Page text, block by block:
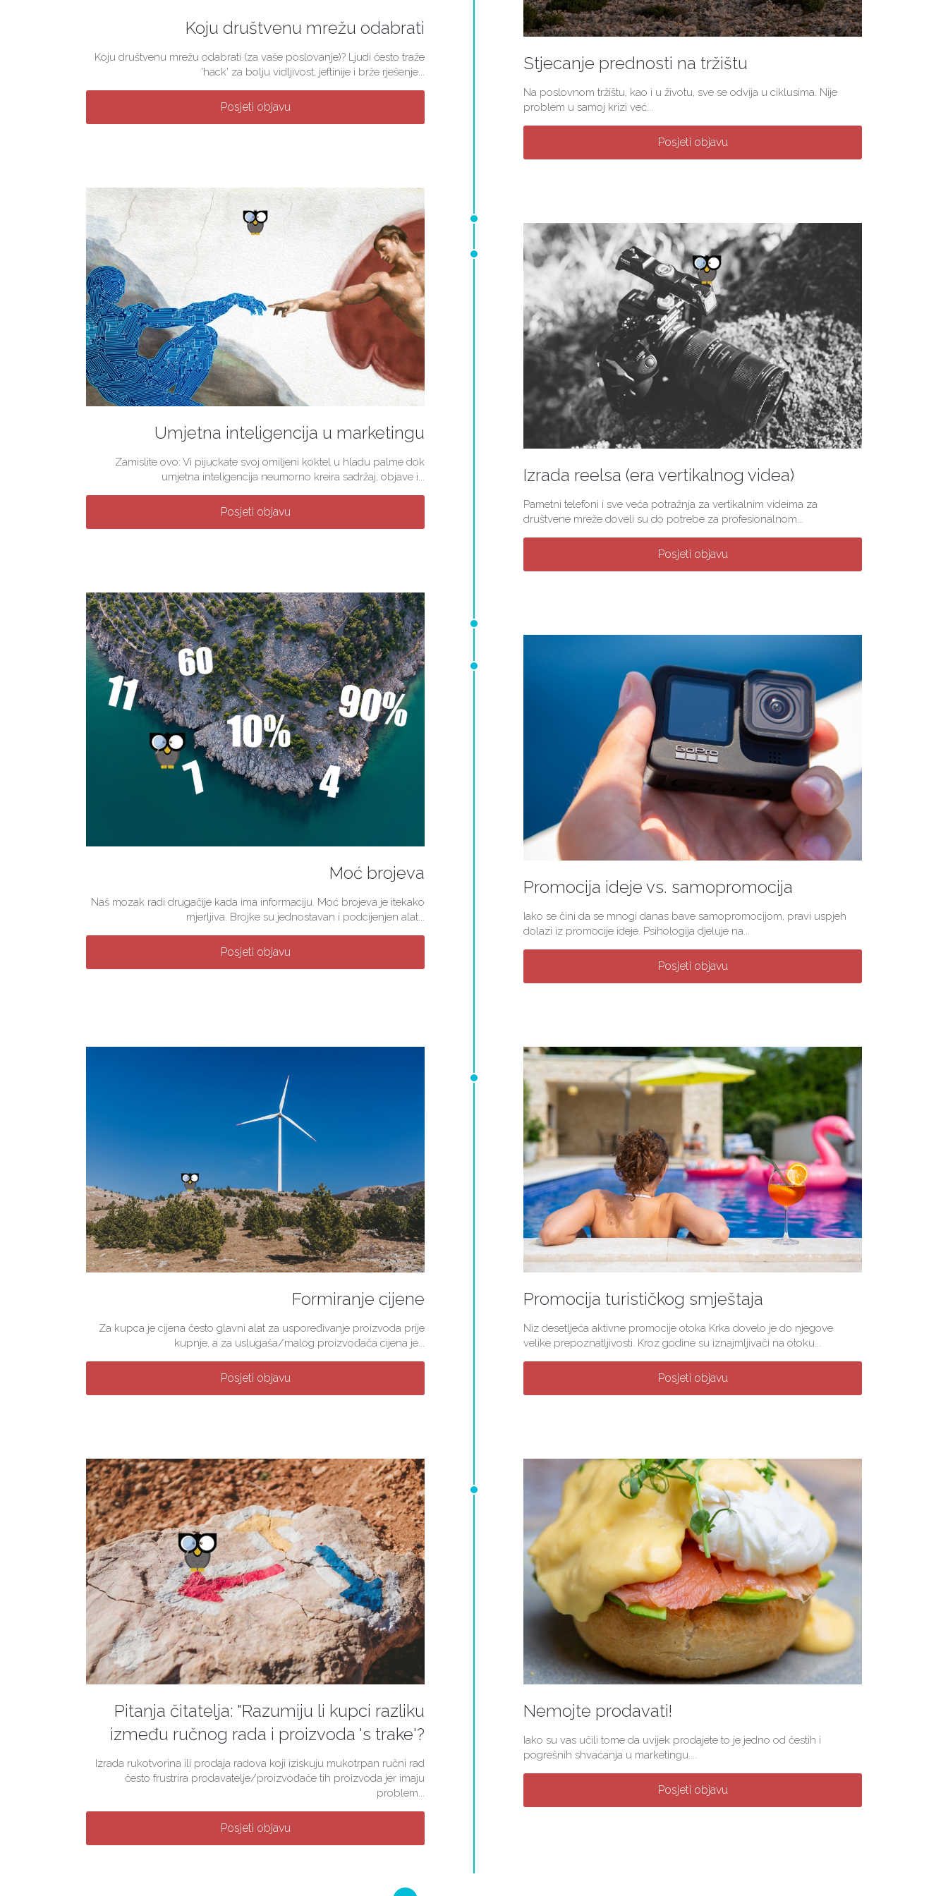
Koju društvenu mrežu odabrati
Koju društvenu mrežu odabrati (za vaše poslovanje)? Ljudi često traže
'hack' za bolju vidljivost, jeftinije i brže rješenje...
Posjeti objavu
Stjecanje prednosti na tržištu
Na poslovnom tržištu, kao i u životu, sve se odvija u ciklusima. Nije
problem u samoj krizi već...
Posjeti objavu
Umjetna inteligencija u marketingu
Zamislite ovo: Vi pijuckate svoj omiljeni koktel u hladu palme dok
umjetna inteligencija neumorno kreira sadržaj, objave i...
Posjeti objavu
Izrada reelsa (era vertikalnog videa)
Pametni telefoni i sve veća potražnja za vertikalnim videima za
društvene mreže doveli su do potrebe za profesionalnom...
Posjeti objavu
Moć brojeva
Naš mozak radi drugačije kada ima informaciju. Moć brojeva je itekako
mjerljiva. Brojke su jednostavan i podcijenjen alat...
Posjeti objavu
Promocija ideje vs. samopromocija
Iako se čini da se mnogi danas bave samopromocijom, pravi uspjeh
dolazi iz promocije ideje. Psihologija djeluje na...
Posjeti objavu
Promocija turističkog smještaja
Niz desetljeća aktivne promocije otoka Krka dovelo je do njegove
velike prepoznatljivosti. Kroz godine su iznajmljivači na otoku...
Posjeti objavu
Formiranje cijene
Za kupca je cijena često glavni alat za uspoređivanje proizvoda prije
kupnje, a za uslugaša/malog proizvođača cijena je...
Posjeti objavu
Nemojte prodavati!
Iako su vas učili tome da uvijek prodajete to je jedno od čestih i
pogrešnih shvaćanja u marketingu....
Posjeti objavu
Pitanja čitatelja: "Razumiju li kupci razliku
između ručnog rada i proizvoda 's trake'?
Izrada rukotvorina ili prodaja radova koji iziskuju mukotrpan ručni rad
često frustrira prodavatelje/proizvođače tih proizvoda jer imaju
problem...
Posjeti objavu